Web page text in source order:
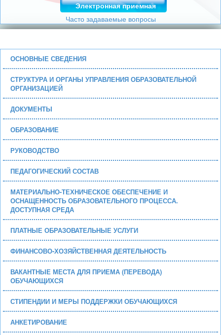
Электронная приемная
Часто задаваемые вопросы
ОСНОВНЫЕ СВЕДЕНИЯ
СТРУКТУРА И ОРГАНЫ УПРАВЛЕНИЯ ОБРАЗОВАТЕЛЬНОЙ
ОРГАНИЗАЦИЕЙ
ДОКУМЕНТЫ
ОБРАЗОВАНИЕ
РУКОВОДСТВО
ПЕДАГОГИЧЕСКИЙ СОСТАВ
МАТЕРИАЛЬНО-ТЕХНИЧЕСКОЕ ОБЕСПЕЧЕНИЕ И
ОСНАЩЕННОСТЬ ОБРАЗОВАТЕЛЬНОГО ПРОЦЕССА.
ДОСТУПНАЯ СРЕДА
ПЛАТНЫЕ ОБРАЗОВАТЕЛЬНЫЕ УСЛУГИ
ФИНАНСОВО-ХОЗЯЙСТВЕННАЯ ДЕЯТЕЛЬНОСТЬ
ВАКАНТНЫЕ МЕСТА ДЛЯ ПРИЕМА (ПЕРЕВОДА)
ОБУЧАЮЩИХСЯ
СТИПЕНДИИ И МЕРЫ ПОДДЕРЖКИ ОБУЧАЮЩИХСЯ
АНКЕТИРОВАНИЕ